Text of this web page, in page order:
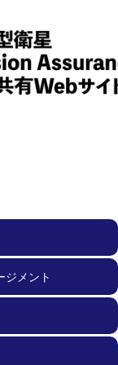
ジメント
ージメント
免許
ダとの関係
リア
オ